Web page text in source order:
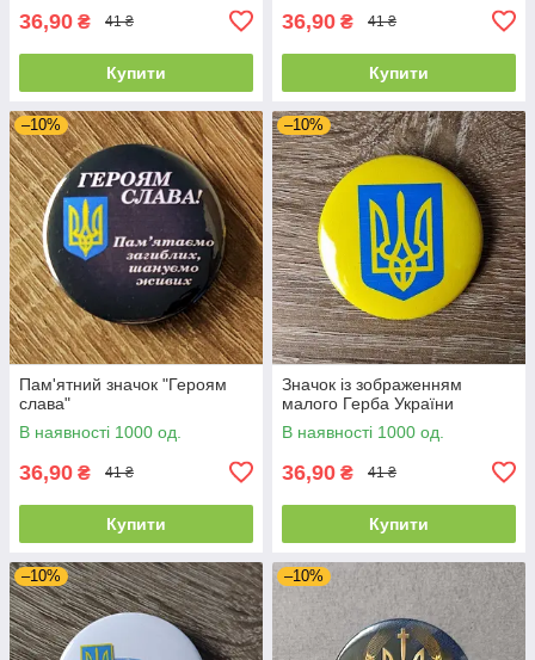
36,90 ₴ 41 ₴
Купити
36,90 ₴ 41 ₴
Купити
–10%
Пам'ятний значок "Героям
слава"
В наявності 1000 од.
36,90 ₴ 41 ₴
Купити
–10%
Значок із зображенням
малого Герба України
В наявності 1000 од.
36,90 ₴ 41 ₴
Купити
–10% –10%